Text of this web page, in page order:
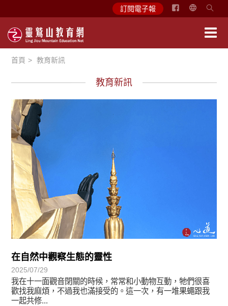
訂閱電子報
简
首頁 教育新訊
教育新訊
在自然中觀察生態的靈性
2025/07/29
我在十一面觀音閉關的時候，常常和小動物互動，牠們很喜
歡找我麻煩，不過我也滿接受的。這一次，有一堆果蠅跟我
一起共修...